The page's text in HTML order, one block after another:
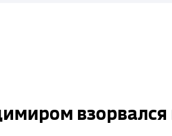
взорвался